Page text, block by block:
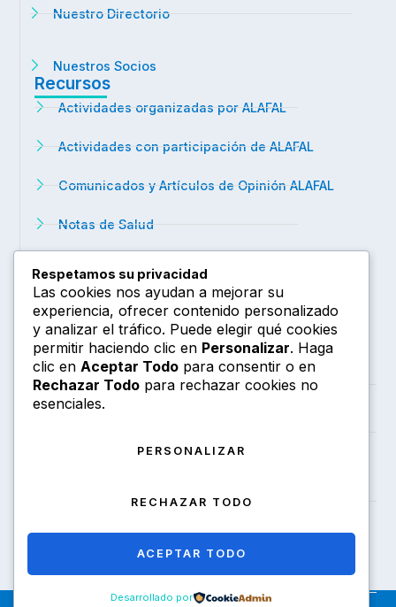
Nuestro Directorio
Nuestros Socios
Recursos
Actividades organizadas por ALAFAL
Actividades con participación de ALAFAL
Comunicados y Artículos de Opinión ALAFAL
Notas de Salud
Farmacovigilancia FAQ
Información
Celular
+51 995 577 682
Email
Dirección
Respetamos su privacidad
Las cookies nos ayudan a mejorar su
experiencia, ofrecer contenido personalizado
y analizar el tráfico. Puede elegir qué cookies
permitir haciendo clic en Personalizar. Haga
clic en Aceptar Todo para consentir o en
Rechazar Todo para rechazar cookies no
esenciales.
PERSONALIZAR
RECHAZAR TODO
ACEPTAR TODO
Desarrollado por